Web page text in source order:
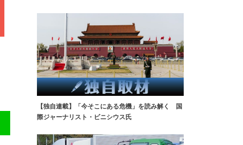
【独自連載】「今そこにある危機」を読み解く 国
際ジャーナリスト・ビニシウス氏